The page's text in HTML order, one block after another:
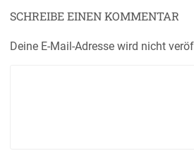
SCHREIBE EINEN KOMMENTAR
Deine E-Mail-Adresse wird nicht